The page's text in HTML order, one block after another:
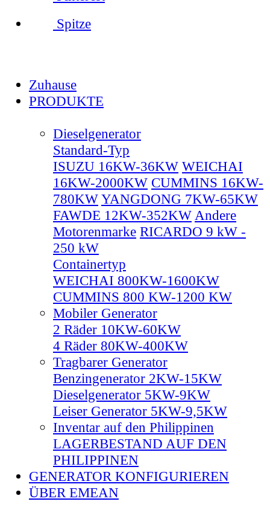
Spitze
Zuhause
PRODUKTE
Dieselgenerator
Standard-Typ
ISUZU 16KW-36KW WEICHAI
16KW-2000KW CUMMINS 16KW-
780KWYANGDONG 7KW-65KW
FAWDE 12KW-352KW Andere
Motorenmarke RICARDO 9 kW -
250 kW
Containertyp
WEICHAI 800KW-1600KW
CUMMINS 800 KW-1200 KW
Mobiler Generator
2 Räder 10KW-60KW
4 Räder 80KW-400KW
Tragbarer Generator
Benzingenerator 2KW-15KW
Dieselgenerator 5KW-9KW
Leiser Generator 5KW-9,5KW
Inventar auf den Philippinen
LAGERBESTAND AUF DEN
PHILIPPINEN
GENERATOR KONFIGURIEREN
ÜBER EMEAN